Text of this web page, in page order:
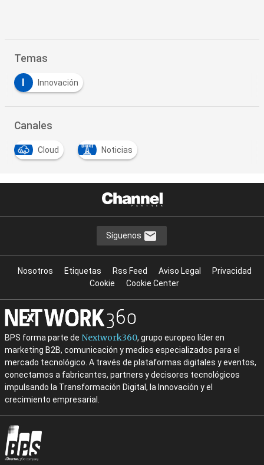
Temas
Innovación
Canales
Cloud Noticias
Síguenos
Nosotros Etiquetas Rss Feed Aviso Legal
Privacidad
Cookie
Cookie Center
BPS forma parte de Nextwork360, grupo europeo líder en
marketing B2B, comunicación y medios especializados para el
mercado tecnológico. A través de plataformas digitales y eventos,
conectamos a fabricantes, partners y decisores tecnológicos
impulsando la Transformación Digital, la Innovación y el
crecimiento empresarial.